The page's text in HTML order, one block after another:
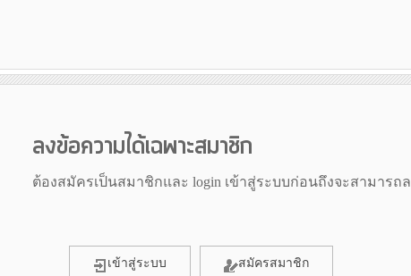
ลงข้อความได้เฉพาะสมาชิก
ต้องสมัครเป็นสมาชิกและ login เข้าสู่ระบบก่อนถึงจะสามารถ
เข้าสู่ระบบ สมัครสมาชิก